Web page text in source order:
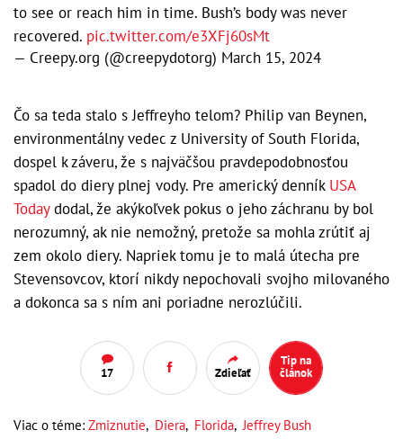
to see or reach him in time. Bush’s body was never
recovered. pic.twitter.com/e3XFj60sMt
— Creepy.org (@creepydotorg) March 15, 2024
Čo sa teda stalo s Jeffreyho telom? Philip van Beynen,
environmentálny vedec z University of South Florida,
dospel k záveru, že s najväčšou pravdepodobnosťou
spadol do diery plnej vody. Pre americký denník USA
Todaydodal, že akýkoľvek pokus o jeho záchranu by bol
nerozumný, ak nie nemožný, pretože sa mohla zrútiť aj
zem okolo diery. Napriek tomu je to malá útecha pre
Stevensovcov, ktorí nikdy nepochovali svojho milovaného
a dokonca sa s ním ani poriadne nerozlúčili.
17 Zdieľať
Tip na
článok
Viac o téme: Zmiznutie, Diera, Florida,Jeffrey Bush